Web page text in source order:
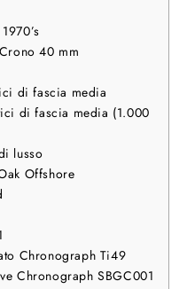
40 mm
di fascia media
di fascia media (1.000
lusso
Offshore
Chronograph Ti49
Chronograph SBGC001